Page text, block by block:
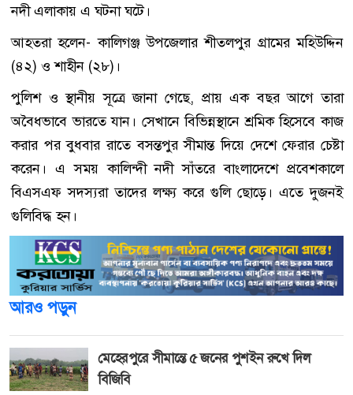
নদী এলাকায় এ ঘটনা ঘটে।
আহতরা হলেন- কালিগঞ্জ উপজেলার শীতলপুর গ্রামের মহিউদ্দিন
(৪২) ও শাহীন (২৮)।
পুলিশ ও স্থানীয় সূত্রে জানা গেছে, প্রায় এক বছর আগে তারা
অবৈধভাবে ভারতে যান। সেখানে বিভিন্নস্থানে শ্রমিক হিসেবে কাজ
করার পর বুধবার রাতে বসন্তপুর সীমান্ত দিয়ে দেশে ফেরার চেষ্টা
করেন। এ সময় কালিন্দী নদী সাঁতরে বাংলাদেশে প্রবেশকালে
বিএসএফ সদস্যরা তাদের লক্ষ্য করে গুলি ছোড়ে। এতে দুজনই
গুলিবিদ্ধ হন।
আরও পড়ুন
মেহেরপুরে সীমান্তে ৫ জনের পুশইন রুখে দিল
বিজিবি